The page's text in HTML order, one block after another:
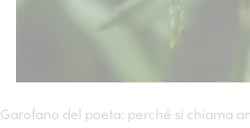
Garofano del poeta: perché si chiama